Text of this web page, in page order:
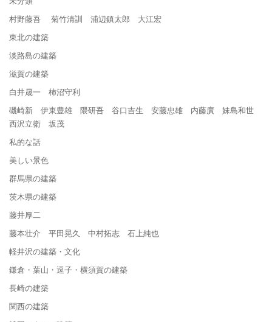
村野藤吾 菊竹清訓 浦辺鎮太郎 大江宏
東北の建築
淡路島の建築
滋賀の建築
白井晟一 柿沼守利
磯崎新 伊東豊雄 隈研吾 谷口吉生 安藤忠雄 内藤廣 妹島和世
西沢立衛 坂茂
私的な話
美しい景色
群馬県の建築
茨木県の建築
藤井厚二
藤本壮介 平田晃久 中村拓志 石上純也
軽井沢の建築・文化
鎌倉・葉山・逗子・横須賀の建築
長崎の建築
関西の建築